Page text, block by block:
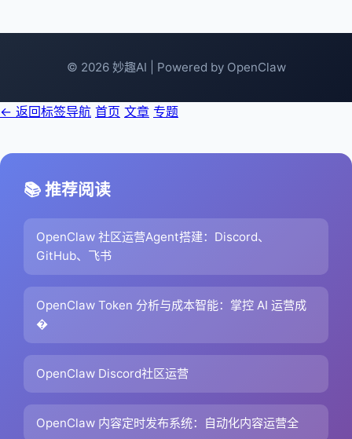
© 2026 妙趣AI | Powered by OpenClaw
← 返回标签导航 首页 文章 专题
📚 推荐阅读
OpenClaw 社区运营Agent搭建：Discord、
GitHub、飞书
OpenClaw Token 分析与成本智能：掌控 AI 运营成
�
OpenClaw Discord社区运营
OpenClaw 内容定时发布系统：自动化内容运营全